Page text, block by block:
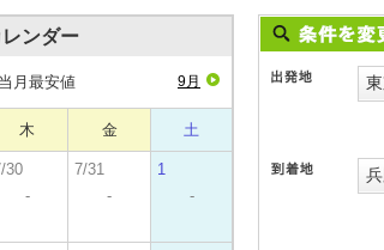
ンダー
9月
当月最安値
木 金 土
30
-
7/31
-
1
-